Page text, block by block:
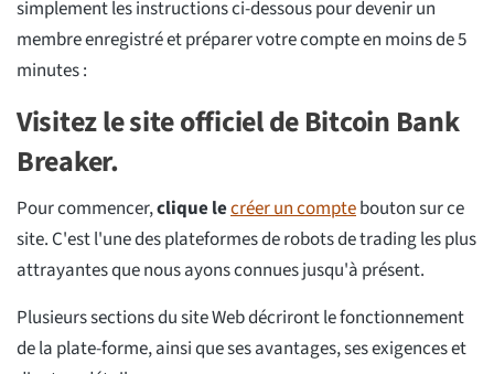
simplement les instructions ci-dessous pour devenir un
membre enregistré et préparer votre compte en moins de 5
minutes :
Visitez le site officiel de Bitcoin Bank
Breaker.
Pour commencer,clique lecréer un comptebouton sur ce
site. C'est l'une des plateformes de robots de trading les plus
attrayantes que nous ayons connues jusqu'à présent.
Plusieurs sections du site Web décriront le fonctionnement
de la plate-forme, ainsi que ses avantages, ses exigences et